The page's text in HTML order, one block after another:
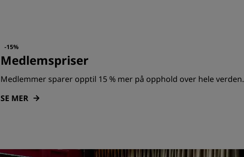
-15%
Medlemspriser
Medlemmer sparer opptil 15 % mer på opphold over hele verden.
SE MER